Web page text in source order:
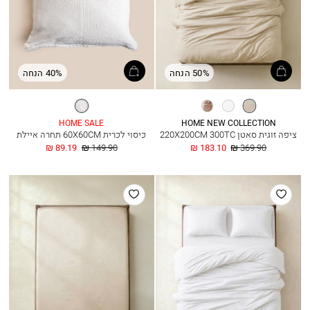
50% הנחה
אבן לבן ורוד
בהיר
מעושן
HOME NEW COLLECTION
ציפה זוגית סאטן 220X200CM 300TC
החל
183.10 ₪ מחיר
369.90 ₪
40% הנחה
לבן
HOME SALE
כיסוי לכרית 60X60CM תחרה איילת
החל
89.19 ₪ מחיר
149.90 ₪
הוסף
למועדפים
הוסף
למועדפים